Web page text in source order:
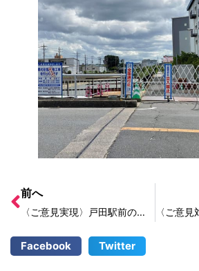
前へ
〈ご意見実現〉戸田駅前の歩道が改修されました！
Facebook Twitter